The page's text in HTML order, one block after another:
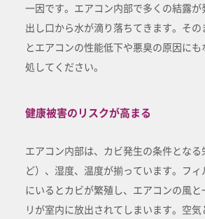
一因です。エアコン内部で多くの結露が
出し口から水が滴り落ちてきます。その
とエアコンの性能低下や悪臭の原因に
処してください。
健康被害のリスクが高まる
エアコン内部は、カビ発生の条件となる
ど）、湿度、温度が揃っています。フ
にいるとカビが繁殖し、エアコンの風と
リが室内に放出されてしまいます。空